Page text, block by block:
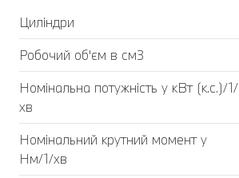
Циліндри
Робочий об'єм в см3
Номінальна потужність у кВт (к.с.)/1/
хв
Номінальний крутний момент у
Нм/1/хв